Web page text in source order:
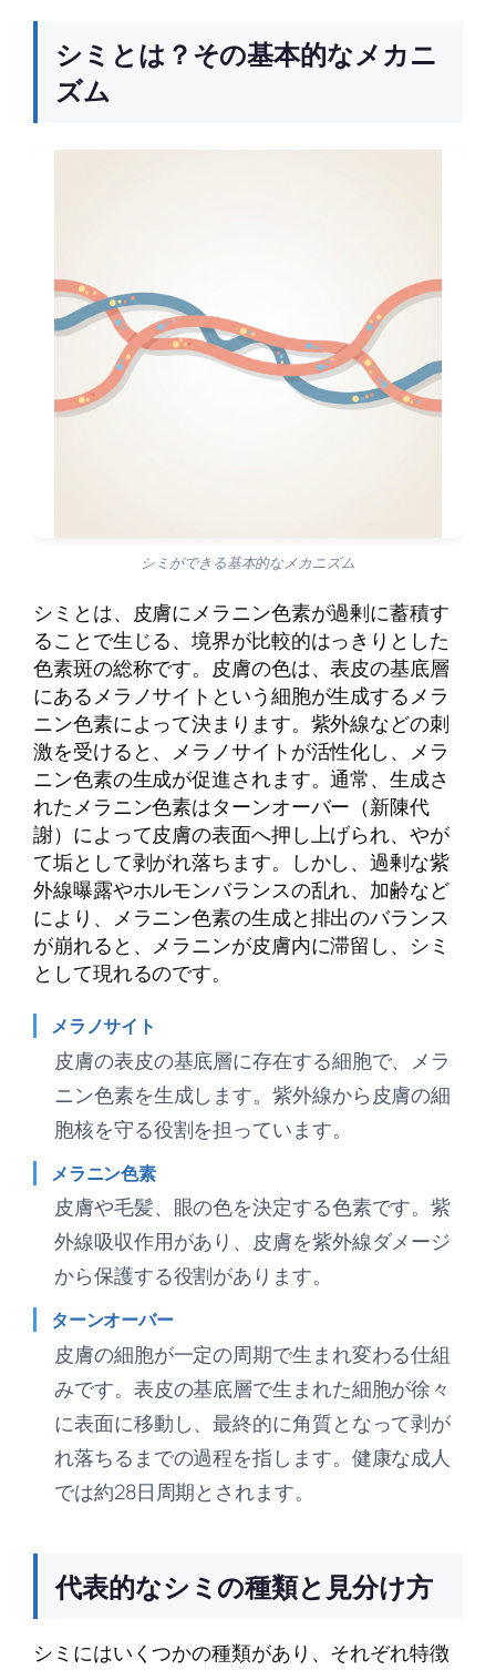
シミとは？その基本的なメカニ
ズム
シミができる基本的なメカニズム
シミとは、皮膚にメラニン色素が過剰に蓄積す
ることで生じる、境界が比較的はっきりとした
色素斑の総称です。皮膚の色は、表皮の基底層
にあるメラノサイトという細胞が生成するメラ
ニン色素によって決まります。紫外線などの刺
激を受けると、メラノサイトが活性化し、メラ
ニン色素の生成が促進されます。通常、生成さ
れたメラニン色素はターンオーバー（新陳代
謝）によって皮膚の表面へ押し上げられ、やが
て垢として剥がれ落ちます。しかし、過剰な紫
外線曝露やホルモンバランスの乱れ、加齢など
により、メラニン色素の生成と排出のバランス
が崩れると、メラニンが皮膚内に滞留し、シミ
として現れるのです。
メラノサイト
皮膚の表皮の基底層に存在する細胞で、メラ
ニン色素を生成します。紫外線から皮膚の細
胞核を守る役割を担っています。
メラニン色素
皮膚や毛髪、眼の色を決定する色素です。紫
外線吸収作用があり、皮膚を紫外線ダメージ
から保護する役割があります。
ターンオーバー
皮膚の細胞が一定の周期で生まれ変わる仕組
みです。表皮の基底層で生まれた細胞が徐々
に表面に移動し、最終的に角質となって剥が
れ落ちるまでの過程を指します。健康な成人
では約28日周期とされます。
代表的なシミの種類と見分け方
シミにはいくつかの種類があり、それぞれ特徴